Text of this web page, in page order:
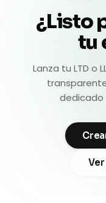
¿Listo
tu
Lanza tu LTD o
dedicado